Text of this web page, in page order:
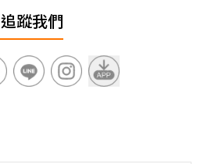
追蹤我們